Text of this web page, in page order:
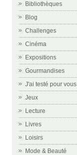
Bibliothèques
Blog
Challenges
Cinéma
Expositions
Gourmandises
J'ai testé pour vous
Jeux
Lecture
Livres
Loisirs
Mode & Beauté